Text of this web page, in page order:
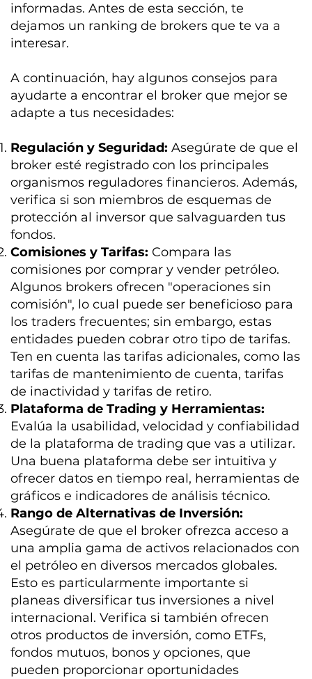
informadas. Antes de esta sección, te
dejamos un ranking de brokers que te va a
interesar.
A continuación, hay algunos consejos para
ayudarte a encontrar el broker que mejor se
adapte a tus necesidades:
Regulación y Seguridad: Asegúrate de que el
broker esté registrado con los principales
organismos reguladores financieros. Además,
verifica si son miembros de esquemas de
protección al inversor que salvaguarden tus
fondos.
Comisiones y Tarifas: Compara las
comisiones por comprar y vender petróleo.
Algunos brokers ofrecen "operaciones sin
comisión", lo cual puede ser beneficioso para
los traders frecuentes; sin embargo, estas
entidades pueden cobrar otro tipo de tarifas.
Ten en cuenta las tarifas adicionales, como las
tarifas de mantenimiento de cuenta, tarifas
de inactividad y tarifas de retiro.
Plataforma de Trading y Herramientas:
Evalúa la usabilidad, velocidad y confiabilidad
de la plataforma de trading que vas a utilizar.
Una buena plataforma debe ser intuitiva y
ofrecer datos en tiempo real, herramientas de
gráficos e indicadores de análisis técnico.
Rango de Alternativas de Inversión:
Asegúrate de que el broker ofrezca acceso a
una amplia gama de activos relacionados con
el petróleo en diversos mercados globales.
Esto es particularmente importante si
planeas diversificar tus inversiones a nivel
internacional. Verifica si también ofrecen
otros productos de inversión, como ETFs,
fondos mutuos, bonos y opciones, que
pueden proporcionar oportunidades